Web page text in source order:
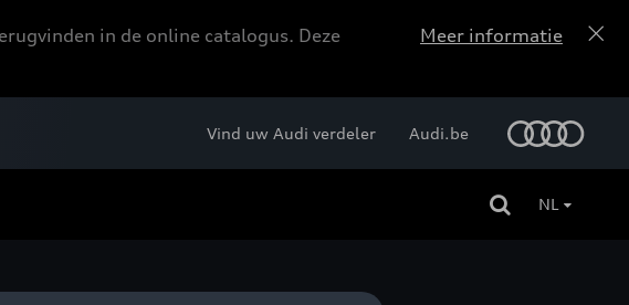
in de online catalogus. Deze
Meer informatie
Vind uw Audi verdeler Audi.be
NL